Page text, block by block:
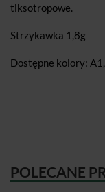
tiksotropowe.
Strzykawka 1,8g
Dostępne kolory:
POLECANE